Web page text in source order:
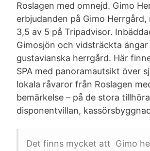
Roslagen med omnejd. Gimo
erbjudanden på Gimo
3,5 av 5 på Tripadvisor.
Gimosjön och vidsträckta
gustavianska herrgård. Här
SPA med panoramautsikt över
lokala råvaror från Roslagen
bemärkelse – på de stora
disponentvillan,
Det finns mycket att Gimo